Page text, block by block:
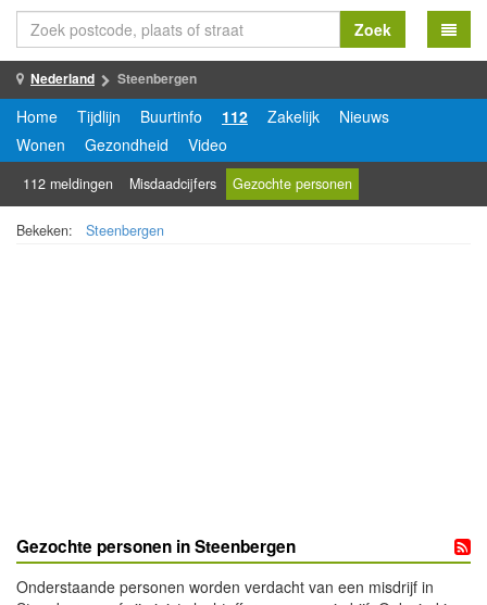
Zoek
Nederland Steenbergen
Home Tijdlijn Buurtinfo 112 Zakelijk
Nieuws
Wonen
Gezondheid Video
112 meldingen Misdaadcijfers Gezochte personen
Bekeken: Steenbergen
Gezochte personen in Steenbergen
Onderstaande personen worden verdacht van een misdrijf in